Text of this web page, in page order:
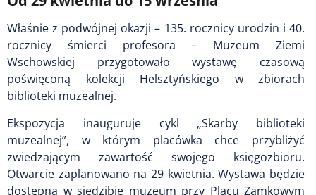
Właśnie z podwójnej okazji – 135. rocznicy urodzin i 40.
rocznicy śmierci profesora – Muzeum Ziemi
Wschowskiej przygotowało wystawę czasową
poświęconą kolekcji Helsztyńskiego w zbiorach
biblioteki muzealnej.
Ekspozycja inauguruje cykl „Skarby biblioteki
muzealnej”, w którym placówka chce przybliżyć
zwiedzającym zawartość swojego księgozbioru.
Otwarcie zaplanowano na 29 kwietnia. Wystawa będzie
dostępna w siedzibie muzeum przy Placu Zamkowym